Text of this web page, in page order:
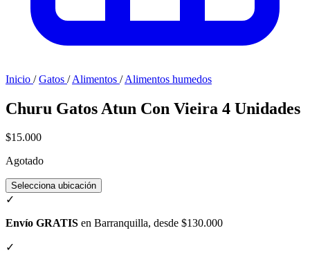
Inicio / Gatos / Alimentos / Alimentos humedos
Churu Gatos Atun Con Vieira 4 Unidades
$15.000
Agotado
Selecciona ubicación
✓
Envío GRATIS en Barranquilla, desde $130.000
✓